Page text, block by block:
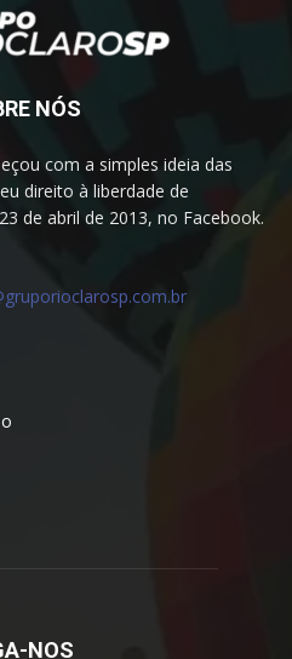
NÓS
com a simples ideia das
direito à liberdade de
de abril de 2013, no Facebook.
NOS